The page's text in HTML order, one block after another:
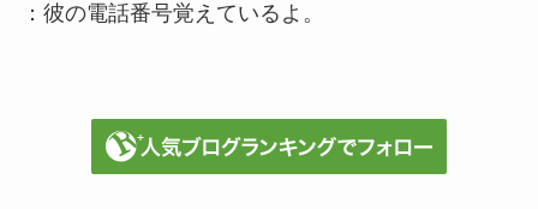
：彼の電話番号覚えているよ。